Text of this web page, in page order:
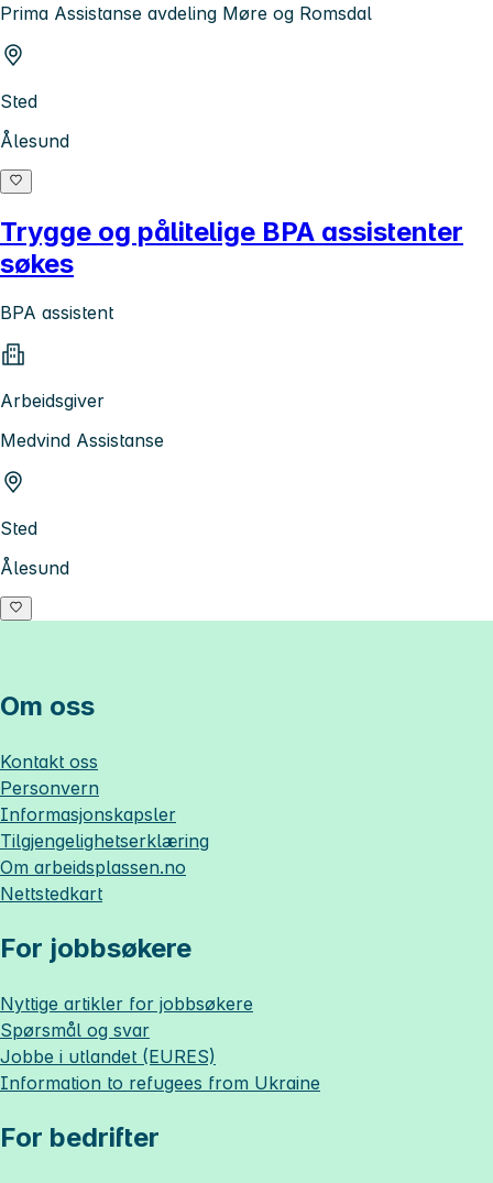
Prima Assistanse avdeling Møre og Romsdal
Sted
Ålesund
Trygge og pålitelige BPA assistenter
søkes
BPA assistent
Arbeidsgiver
Medvind Assistanse
Sted
Ålesund
Om oss
Kontakt oss
Personvern
Informasjonskapsler
Tilgjengelighetserklæring
Om arbeidsplassen.no
Nettstedkart
For jobbsøkere
Nyttige artikler for jobbsøkere
Spørsmål og svar
Jobbe i utlandet (EURES)
Information to refugees from Ukraine
For bedrifter